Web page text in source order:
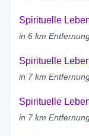
Spirituelle
in 6 km
Spirituelle
in 7 km
Spirituelle
in 7 km